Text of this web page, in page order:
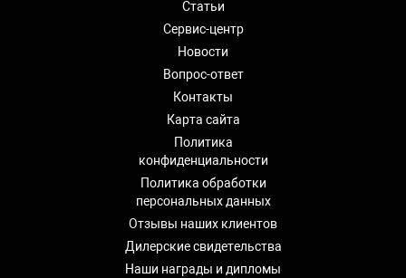
Статьи
Сервис-центр
Новости
Вопрос-ответ
Контакты
Карта сайта
Политика
конфиденциальности
Политика обработки
персональных данных
Отзывы наших клиентов
Дилерские свидетельства
Наши награды и дипломы